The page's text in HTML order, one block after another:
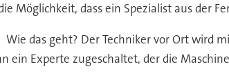
Möglichkeit, dass ein Spezialist aus der
Wie das geht? Der Techniker vor Ort wird
ein Experte zugeschaltet, der die